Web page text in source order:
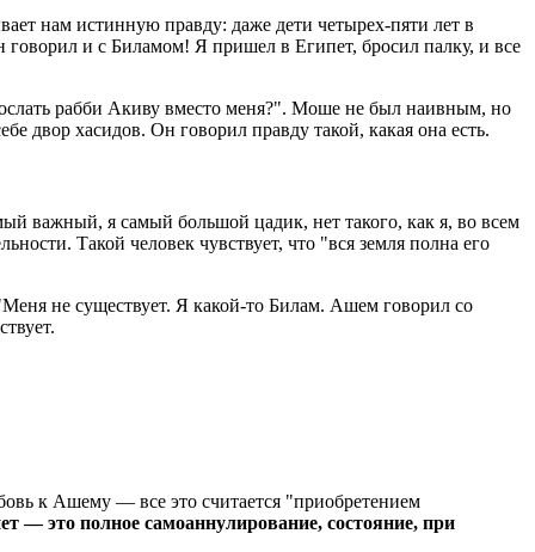
нам истинную правду: даже дети четырех-пяти лет в
и с Биламом! Я пришел в Египет, бросил палку, и все
рабби Акиву вместо меня?". Моше не был наивным, но
двор хасидов. Он говорил правду такой, какая она есть.
важный, я самый большой цадик, нет такого, как я, во всем
Такой человек чувствует, что "вся земля полна его
не существует. Я какой-то Билам. Ашем говорил со
к Ашему — все это считается "приобретением
— это полное самоаннулирование, состояние, при